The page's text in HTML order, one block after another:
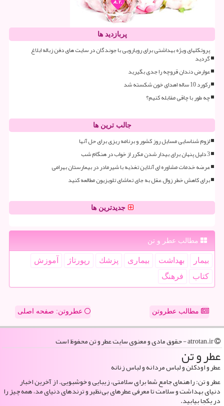
پربازدید ها
پروتکلهای ویژه بهداشتی برای رویارویی با جوندگان در سایت های دفن زباله ابلاغ
گردید
عوارض دندان قروچه را جدی بگیرید
رکورد 10 ساله اهدای خون شکسته شد
چه طور با چاقی مقابله کنیم؟
جالب ترین ها
لزوم شناسایی مسایل روز کشور و برنامه ریزی برای حل آنها
3 دلیل پنهان برای بیدار شدن مکرر از خواب در هنگام شب
عرضه خدمات مشاوره ای آنلاین تغذیه با شیرمادر در بیمارستان بهرامی
برای کاهش خطر زوال عقل به جای تماشای تلویزیون مطالعه کنید
جدیدترین ها
مطالب عطر و تن
بیمار بهداشت بیماری پزشك رپورتاژ
آموزش
كتاب
فرهنگ
مطالب عطروتن عطروتن: صفحه اصلی
عطر و تن
عطر و اودکلن و لباس مردانه و لباس زنانه
عطر و تن: راهنمای جامع شما برای سلامتی، زیبایی و خوشبویی. از آخرین اخبار
دنیای بهداشت و سلامت تا معرفی عطرهای بی‌نظیر و ترندهای دنیای مد، همه چیز را
در یکجا بیابید.